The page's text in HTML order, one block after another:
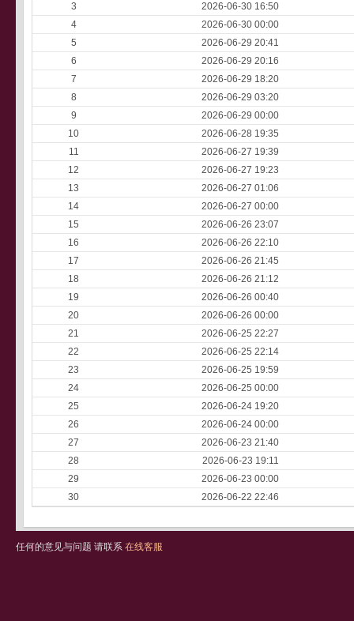
3
2026-06-30 16:50
4
2026-06-30 00:00
5
2026-06-29 20:41
6
2026-06-29 20:16
7
2026-06-29 18:20
8
2026-06-29 03:20
9
2026-06-29 00:00
10
2026-06-28 19:35
11
2026-06-27 19:39
12
2026-06-27 19:23
13
2026-06-27 01:06
14
2026-06-27 00:00
15
2026-06-26 23:07
16
2026-06-26 22:10
17
2026-06-26 21:45
18
2026-06-26 21:12
19
2026-06-26 00:40
20
2026-06-26 00:00
21
2026-06-25 22:27
22
2026-06-25 22:14
23
2026-06-25 19:59
24
2026-06-25 00:00
25
2026-06-24 19:20
26
2026-06-24 00:00
27
2026-06-23 21:40
28
2026-06-23 19:11
29
2026-06-23 00:00
30
2026-06-22 22:46
任何的意见与问题 请联系 在线客服